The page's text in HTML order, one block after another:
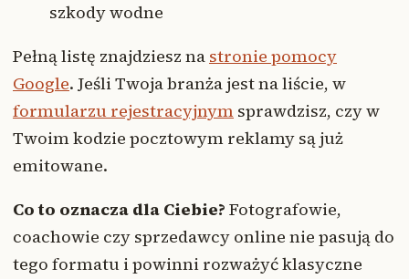
szkody wodne
Pełną listę znajdziesz na stronie pomocy
Google. Jeśli Twoja branża jest na liście, w
formularzu rejestracyjnym sprawdzisz, czy w
Twoim kodzie pocztowym reklamy są już
emitowane.
Co to oznacza dla Ciebie? Fotografowie,
coachowie czy sprzedawcy online nie pasują do
tego formatu i powinni rozważyć klasyczne